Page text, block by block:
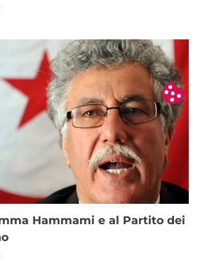
Hammami e al Partito dei